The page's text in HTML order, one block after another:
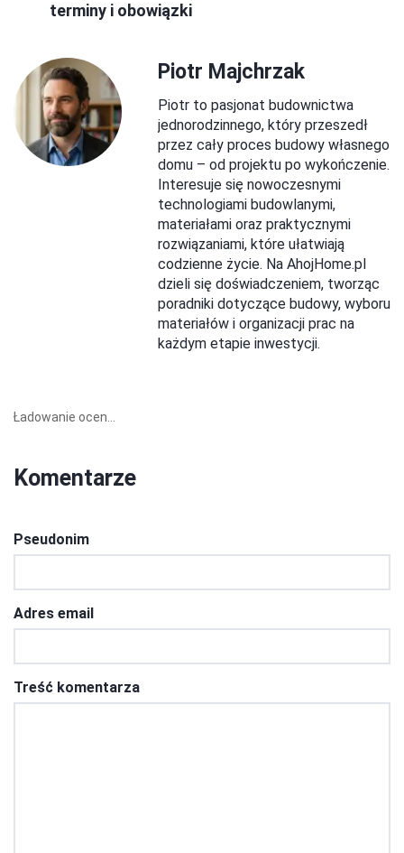
terminy i obowiązki
Piotr Majchrzak
Piotr to pasjonat budownictwa
jednorodzinnego, który przeszedł
przez cały proces budowy własnego
domu – od projektu po wykończenie.
Interesuje się nowoczesnymi
technologiami budowlanymi,
materiałami oraz praktycznymi
rozwiązaniami, które ułatwiają
codzienne życie. Na AhojHome.pl
dzieli się doświadczeniem, tworząc
poradniki dotyczące budowy, wyboru
materiałów i organizacji prac na
każdym etapie inwestycji.
Ładowanie ocen...
Komentarze
Pseudonim
Adres email
Treść komentarza